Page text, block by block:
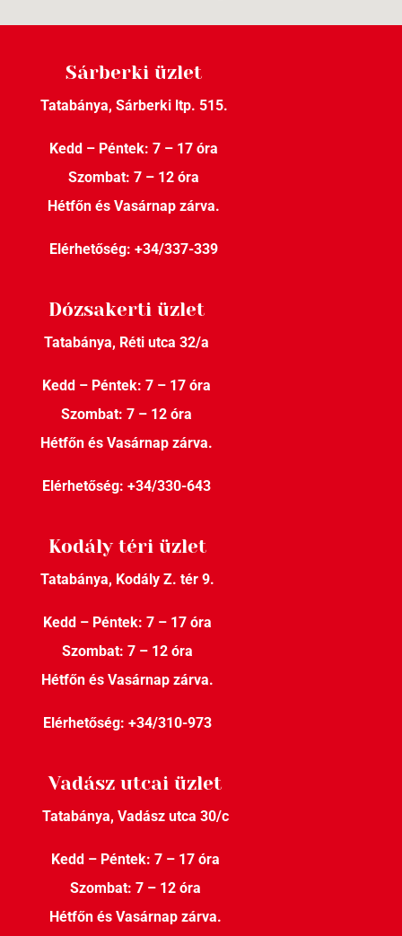
Sárberki üzlet
Tatabánya, Sárberki ltp. 515.
Kedd – Péntek: 7 – 17 óra
Szombat: 7 – 12 óra
Hétfőn és Vasárnap zárva.
Elérhetőség:+34/337-339
Dózsakerti üzlet
Tatabánya, Réti utca 32/a
Kedd – Péntek: 7 – 17 óra
Szombat: 7 – 12 óra
Hétfőn és Vasárnap zárva.
Elérhetőség: +34/330-643
Kodály téri üzlet
Tatabánya, Kodály Z. tér 9.
Kedd – Péntek: 7 – 17 óra
Szombat: 7 – 12 óra
Hétfőn és Vasárnap zárva.
Elérhetőség: +34/310-973
Vadász utcai üzlet
Tatabánya, Vadász utca 30/c
Kedd – Péntek: 7 – 17 óra
Szombat: 7 – 12 óra
Hétfőn és Vasárnap zárva.